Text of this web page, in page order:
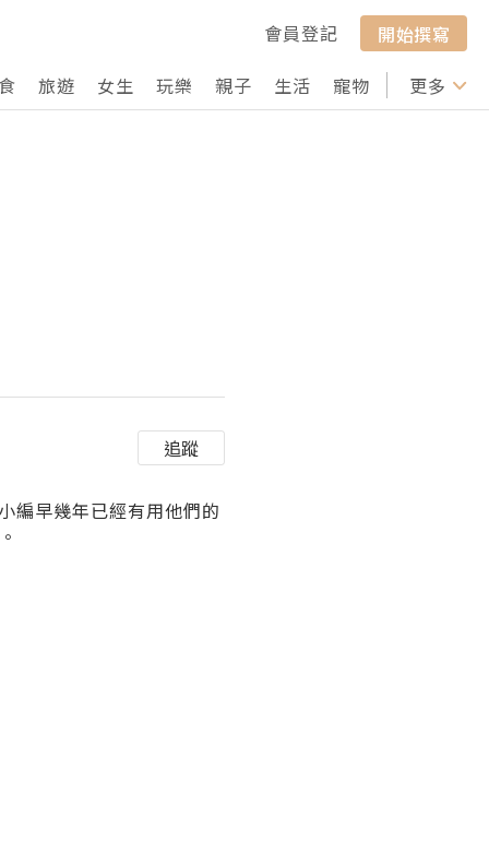
會員登記
開始撰寫
旅遊 女生 玩樂 親子 生活 寵物 行山 打卡
更多
追蹤
編早幾年已經有用他們的